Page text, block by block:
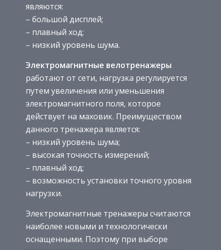
являются:
– большой дисплей;
– плавный ход;
– низкий уровень шума.
Электромагнитные велотренажеры
работают от сети, нагрузка регулируется
путем увеличения или уменьшения
электромагнитного поля, которое
действует на маховик. Преимуществом
данного тренажера является:
– низкий уровень шума;
– высокая точность измерений;
– плавный ход;
– возможность установки точного уровня
нагрузки.
Электромагнитные тренажеры считаются
наиболее новыми и технологически
оснащенными. Поэтому при выборе